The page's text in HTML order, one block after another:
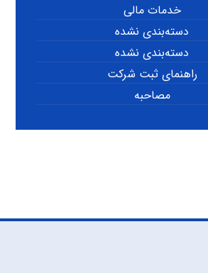
خدمات مالی
دسته‌بندی نشده
دسته‌بندی نشده
راهنمای ثبت شرکت
مصاحبه